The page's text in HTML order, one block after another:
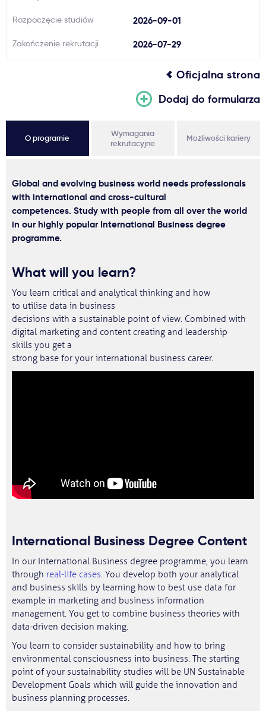
Rozpoczęcie studiów 2026-09-01
Zakończenie rekrutacji 2026-07-29
Oficjalna strona
Dodaj do formularza
O programie
Wymagania
rekrutacyjne
Możliwości kariery
Global and evolving business world needs professionals
with international and cross-cultural
competences. Study with people from all over the world
in our highly popular International Business degree
programme.
What will you learn?
You learn critical and analytical thinking and how
to utilise data in business
decisions with a sustainable point of view. Combined with
digital marketing and content creating and leadership
skills you get a
strong base for your international business career.
International Business Degree Content
In our International Business degree programme, you learn
through real-life cases. You develop both your analytical
and business skills by learning how to best use data for
example in marketing and business information
management. You get to combine business theories with
data-driven decision making.
You learn to consider sustainability and how to bring
environmental consciousness into business. The starting
point of your sustainability studies will be UN Sustainable
Development Goals which will guide the innovation and
business planning processes.